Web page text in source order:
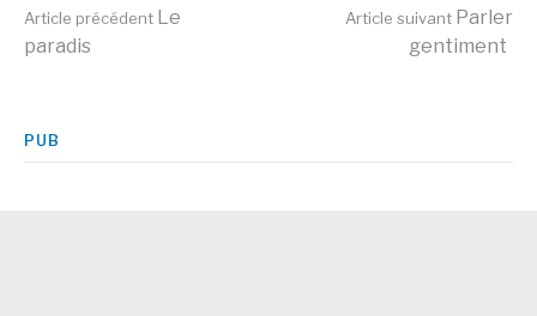
Lire
la
Article précédent Le
paradis
Article suivant Parler
gentiment
PUB